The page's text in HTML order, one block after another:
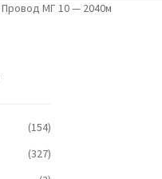
Провод МГ 10 — 2040м
(154)
(327)